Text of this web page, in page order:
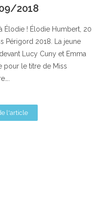
2018
Élodie ! Élodie Humbert, 20
Périgord 2018. La jeune
Lucy Cuny et Emma
pour le titre de Miss
l'article